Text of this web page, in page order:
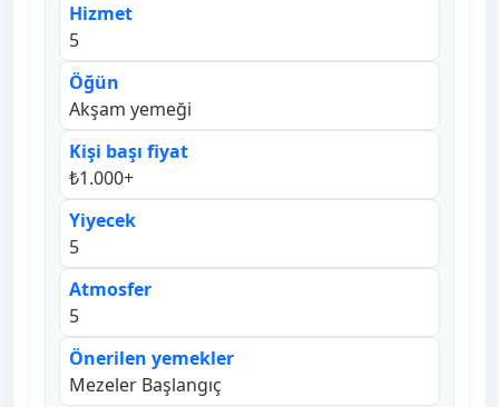
Hizmet
5
Öğün
Akşam yemeği
Kişi başı fiyat
₺1.000+
Yiyecek
5
Atmosfer
5
Önerilen yemekler
Mezeler Başlangıç